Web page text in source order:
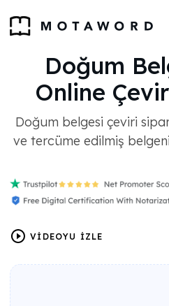
Doğum
Online
Doğum belgesi çeviri
ve tercüme edilmiş
VİDEOYU İZLE